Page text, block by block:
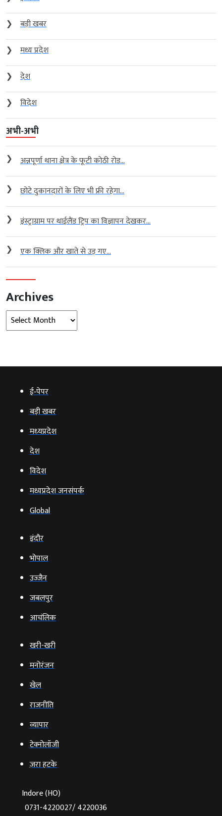
❯
बड़ी खबर
❯
मध्य प्रदेश
❯
देश
❯
विदेश
अभी-अभी
❯ अन्नपूर्णा थाना क्षेत्र के फूटी कोठी रोड...
❯ छोटे दुकानदारों के लिए भी फ्री रहेगा...
❯ इंस्ट्राग्राम पर थाईलैंड ट्रिप का विज्ञापन देखकर...
❯ एक क्लिक और खाते से उड़ गए...
Archives
Archives
ई‑पेपर
बड़ी खबर
मध्‍यप्रदेश
देश
विदेश
मध्यप्रदेश जनसंपर्क
Global
इंदौर
भोपाल
उज्‍जैन
जबलपुर
आचंलिक
खरी-खरी
मनोरंजन
खेल
राजनीति
व्‍यापार
टेक्‍नोलॉजी
ज़रा हटके
Indore (HO)
0731-4220027/ 4220036